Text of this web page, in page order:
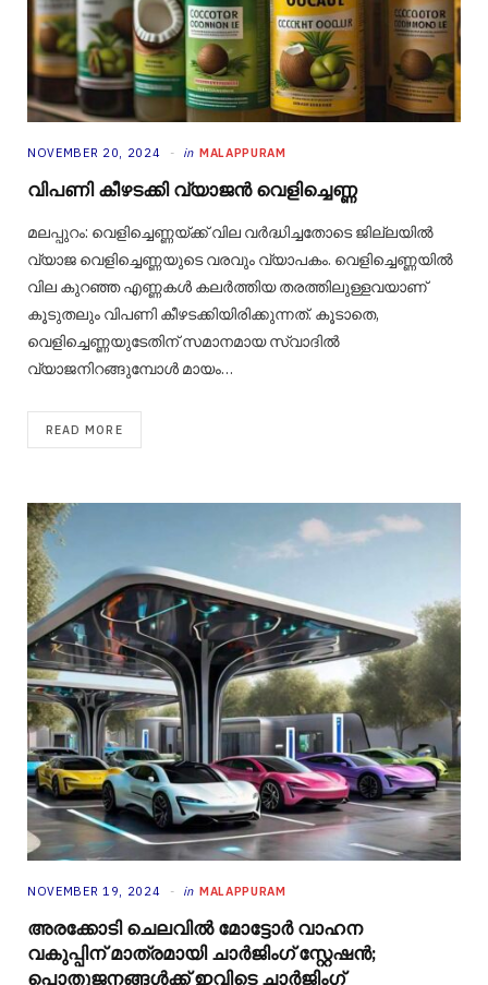
NOVEMBER 20, 2024 in MALAPPURAM
വിപണി കീഴടക്കി വ്യാജൻ വെളിച്ചെണ്ണ
മലപ്പുറം: വെളിച്ചെണ്ണയ്ക്ക് വില വർദ്ധിച്ചതോടെ ജില്ലയിൽ
വ്യാജ വെളിച്ചെണ്ണയുടെ വരവും വ്യാപകം. വെളിച്ചെണ്ണയിൽ
വില കുറഞ്ഞ എണ്ണകൾ കലർത്തിയ തരത്തിലുള്ളവയാണ്
കൂടുതലും വിപണി കീഴടക്കിയിരിക്കുന്നത്. കൂടാതെ,
വെളിച്ചെണ്ണയുടേതിന് സമാനമായ സ്വാദിൽ
വ്യാജനിറങ്ങുമ്പോൾ മായം…
READ MORE
NOVEMBER 19, 2024 in MALAPPURAM
അരക്കോടി ചെലവിൽ മോട്ടോർ വാഹന
വകുപ്പിന് മാത്രമായി ചാർജിംഗ് സ്റ്റേഷൻ;
പൊതുജനങ്ങൾക്ക് ഇവിടെ ചാർജിംഗ്